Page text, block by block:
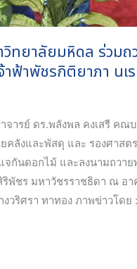
ทยาลัยมหิดล ร่วมถ
จ้าฟ้าพัชรกิติยาภา
จารย์ ดร.พลังพล คงเสรี
คลังและพัสดุ และ รองศา
กันดอกไม้ และลงนามถวาย
พัชร มหาวัชรราชธิดา ณ อ
วริศรา ทาทอง ภาพข่าวโด